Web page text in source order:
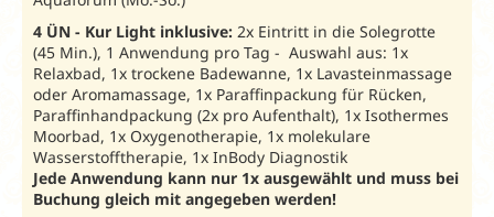
4 ÜN - Kur Light inklusive: 2x Eintritt in die Solegrotte
(45 Min.), 1 Anwendung pro Tag - Auswahl aus: 1x
Relaxbad, 1x trockene Badewanne, 1x Lavasteinmassage
oder Aromamassage, 1x Paraffinpackung für Rücken,
Paraffinhandpackung (2x pro Aufenthalt), 1x Isothermes
Moorbad, 1x Oxygenotherapie, 1x molekulare
Wasserstofftherapie, 1x InBody Diagnostik
Jede Anwendung kann nur 1x ausgewählt und muss bei
Buchung gleich mit angegeben werden!
DZ Komfort
Plus
DZKP 2 147 164 155
DZ Superior DSU 2 161 180
172
DZ Superior
Plus
DSUP 2 166 184 176
Apartment AP2 2 173 194
195
Zuschlag Vollpension (V)
25